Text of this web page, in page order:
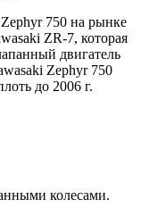
750 на рынке
ZR-7, которая
двигатель
Zephyr 750
до 2006 г.
колесами.